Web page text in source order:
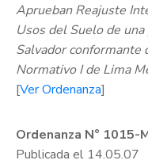
Aprueban Reajuste
Usos del Suelo de
Salvador conformante
Normativo I de Lima
[Ver Ordenanza]
Ordenanza N° 1015-
Publicada el 14.05.07